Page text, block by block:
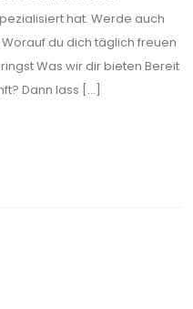
hat. Werde auch
du dich täglich freuen
Was wir dir bieten Bereit
Dann lass […]